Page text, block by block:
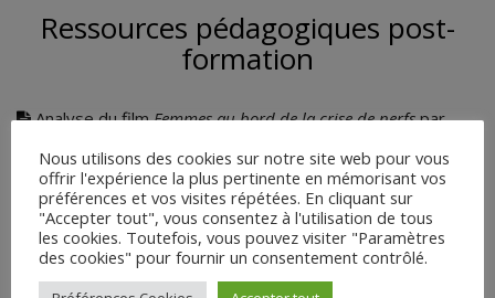
Ressources pédagogiques post-
formation
Analyse du filmFemmes au bord de la crise de nerfspar
Le cinéma de Pedro Almodovar, le trans dans tous ses états
par Virginie Giuliana
Plan de l’intervention de Virginie Giuliana et bibliographie
Nous utilisons des cookies sur notre site web pour vous
offrir l'expérience la plus pertinente en mémorisant vos
préférences et vos visites répétées. En cliquant sur
"Accepter tout", vous consentez à l'utilisation de tous
les cookies. Toutefois, vous pouvez visiter "Paramètres
des cookies" pour fournir un consentement contrôlé.